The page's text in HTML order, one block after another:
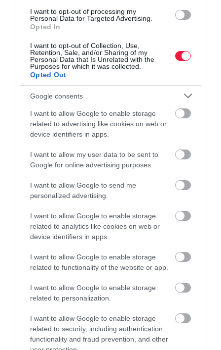
I want to opt-out of processing my
Personal Data for Targeted Advertising.
Opted In
I want to opt-out of Collection, Use,
Retention, Sale, and/or Sharing of my
Personal Data that Is Unrelated with the
Purposes for which it was collected.
Opted Out
Google consents
I want to allow Google to enable storage
related to advertising like cookies on web or
device identifiers in apps.
I want to allow my user data to be sent to
Google for online advertising purposes.
I want to allow Google to send me
personalized advertising.
I want to allow Google to enable storage
related to analytics like cookies on web or
device identifiers in apps.
I want to allow Google to enable storage
related to functionality of the website or app.
I want to allow Google to enable storage
related to personalization.
I want to allow Google to enable storage
related to security, including authentication
functionality and fraud prevention, and other
időjárás előrejelzés időjárás hungaromet csapadék